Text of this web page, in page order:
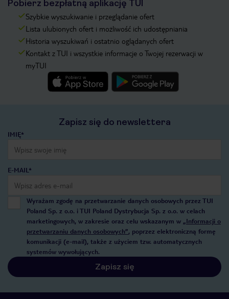
Pobierz bezpłatną aplikację TUI
Szybkie wyszukiwanie i przeglądanie ofert
Lista ulubionych ofert i możliwość ich udostępniania
Historia wyszukiwań i ostatnio oglądanych ofert
Kontakt z TUI i wszystkie informacje o Twojej rezerwacji w
myTUI
Zapisz się do newslettera
IMIĘ*
E-MAIL*
Wyrażam zgodę na przetwarzanie danych osobowych przez TUI
Poland Sp. z o.o. i TUI Poland Dystrybucja Sp. z o.o. w celach
marketingowych, w zakresie oraz celu wskazanym w „Informacji o
przetwarzaniu danych osobowych”, poprzez elektroniczną formę
komunikacji (e-mail), także z użyciem tzw. automatycznych
systemów wywołujących.
Zapisz się